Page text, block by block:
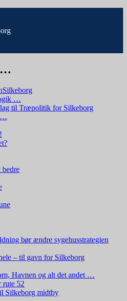
…
…
til Træpolitik for Silkeborg
…
bedre
bør ændre sygehusstrategien
– til gavn for Silkeborg
Havnen og alt det andet …
rute 52
Silkeborg midtby